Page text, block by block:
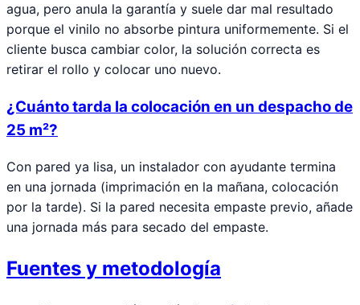
agua, pero anula la garantía y suele dar mal resultado
porque el vinilo no absorbe pintura uniformemente. Si el
cliente busca cambiar color, la solución correcta es
retirar el rollo y colocar uno nuevo.
¿Cuánto tarda la colocación en un despacho de
25 m²?
Con pared ya lisa, un instalador con ayudante termina
en una jornada (imprimación en la mañana, colocación
por la tarde). Si la pared necesita empaste previo, añade
una jornada más para secado del empaste.
Fuentes y metodología